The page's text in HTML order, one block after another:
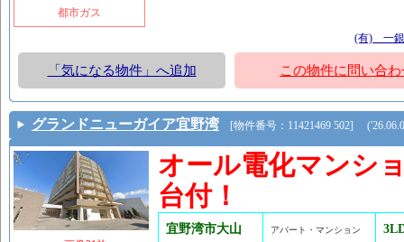
都市ガス
(有) 一銀
「気になる物件」へ追加 この物件に問い合わ
グランドニューガイア宜野湾 [物件番号：11421469 502]
オール電化マンシ
台付！
宜野湾市大山 アパート・マンション